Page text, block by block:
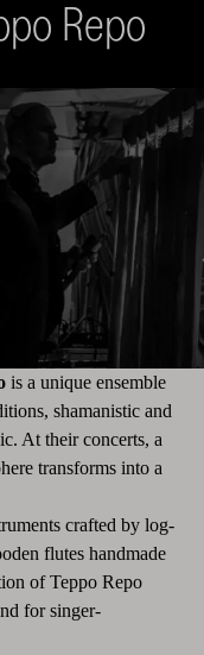
Repo
is a unique ensemble
shamanistic and
At their concerts, a
transforms into a
crafted by log-
flutes handmade
of Teppo Repo
for singer-